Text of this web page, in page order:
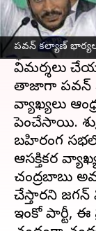
పవన్ కల్యాణ్
అసెంబ్లీ
రాజకీయాలు
స్థాయిలో
విమర్శలు
తాజాగా పవన్
వ్యాఖ్యలు
పెంచేసాయి.
బహిరంగ
ఆసక్తికర
చంద్రబాబు
చేస్తారని
ఇంకో పార్టీ, ఈ